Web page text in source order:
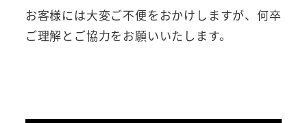
お客様には大変ご不便をおかけしますが、何卒
ご理解とご協力をお願いいたします。